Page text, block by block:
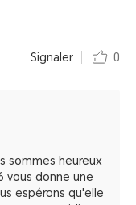
Signaler 0
sommes heureux
vous donne une
espérons qu'elle